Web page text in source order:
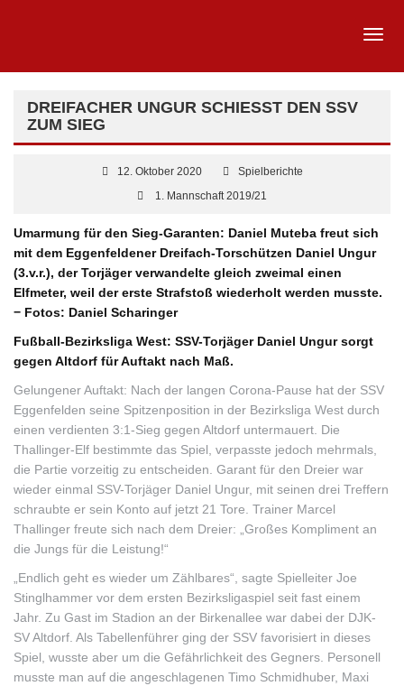
DREIFACHER UNGUR SCHIESST DEN SSV Z
UM SIEG
12. Oktober 2020
Spielberichte
1. Mannschaft 2019/21
Umarmung für den Sieg-Garanten: Daniel Muteba freut sich
mit dem Eggenfeldener Dreifach-Torschützen Daniel Ungur
(3.v.r.), der Torjäger verwandelte gleich zweimal einen
Elfmeter, weil der erste Strafstoß wiederholt werden musste.
− Fotos: Daniel Scharinger
Fußball-Bezirksliga West: SSV-Torjäger Daniel Ungur sorgt
gegen Altdorf für Auftakt nach Maß.
Gelungener Auftakt: Nach der langen Corona-Pause hat der SSV
Eggenfelden seine Spitzenposition in der Bezirksliga West durch
einen verdienten 3:1-Sieg gegen Altdorf untermauert. Die
Thallinger-Elf bestimmte das Spiel, verpasste jedoch mehrmals,
die Partie vorzeitig zu entscheiden. Garant für den Dreier war
wieder einmal SSV-Torjäger Daniel Ungur, mit seinen drei Treffern
schraubte er sein Konto auf jetzt 21 Tore. Trainer Marcel
Thallinger freute sich nach dem Dreier: „Großes Kompliment an
die Jungs für die Leistung!“
„Endlich geht es wieder um Zählbares“, sagte Spielleiter Joe
Stinglhammer vor dem ersten Bezirksligaspiel seit fast einem
Jahr. Zu Gast im Stadion an der Birkenallee war dabei der DJK-
SV Altdorf. Als Tabellenführer ging der SSV favorisiert in dieses
Spiel, wusste aber um die Gefährlichkeit des Gegners. Personell
musste man auf die angeschlagenen Timo Schmidhuber, Maxi